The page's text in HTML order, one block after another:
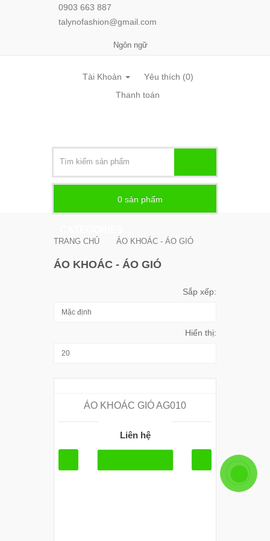
0903 663 887
talynofashion@gmail.com
Ngôn ngữ
Tài Khoản
Yêu thích (0)
Thanh toán
0 sản phẩm -
TRANG CHỦ ÁO KHOÁC - ÁO GIÓ
ÁO KHOÁC - ÁO GIÓ
Sắp xếp:
Hiển thị:
ÁO KHOÁC GIÓ AG010
Liên hệ